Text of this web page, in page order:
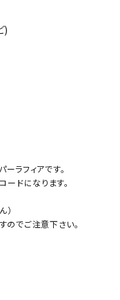
)
ラフィアです。
ドになります。
）
でご注意下さい。